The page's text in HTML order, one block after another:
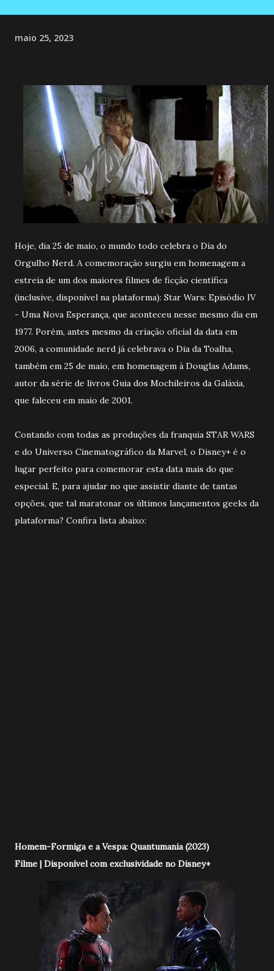
maio 25, 2023
Hoje, dia 25 de maio, o mundo todo celebra o Dia do
Orgulho Nerd. A comemoração surgiu em homenagem a
estreia de um dos maiores filmes de ficção científica
(inclusive, disponível na plataforma): Star Wars: Episódio IV
- Uma Nova Esperança, que aconteceu nesse mesmo dia em
1977. Porém, antes mesmo da criação oficial da data em
2006, a comunidade nerd já celebrava o Dia da Toalha,
também em 25 de maio, em homenagem à Douglas Adams,
autor da série de livros Guia dos Mochileiros da Galáxia,
que faleceu em maio de 2001.
Contando com todas as produções da franquia STAR WARS
e do Universo Cinematográfico da Marvel, o Disney+ é o
lugar perfeito para comemorar esta data mais do que
especial. E, para ajudar no que assistir diante de tantas
opções, que tal maratonar os últimos lançamentos geeks da
plataforma? Confira lista abaixo:
Homem-Formiga e a Vespa: Quantumania (2023)
Filme | Disponível com exclusividade no Disney+